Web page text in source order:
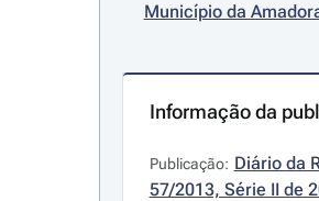
Município da
Informação da
Publicação: Diário da
57/2013, Série II de